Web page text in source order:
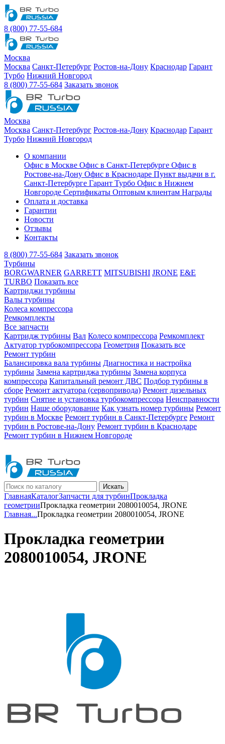
8 (800) 77-55-684
Москва
Москва Санкт-Петербург Ростов-на-Дону Краснодар Гарант
Турбо Нижний Новгород
8 (800) 77-55-684 Заказать звонок
Москва
Москва Санкт-Петербург Ростов-на-Дону Краснодар Гарант
Турбо Нижний Новгород
О компании
Офис в Москве Офис в Санкт-Петербурге Офис в
Ростове-на-Дону Офис в Краснодаре Пункт выдачи в г.
Санкт-Петербурге Гарант Турбо Офис в Нижнем
Новгороде Сертификаты Оптовым клиентам Награды
Оплата и доставка
Гарантии
Новости
Отзывы
Контакты
8 (800) 77-55-684 Заказать звонок
Турбины
BORGWARNER GARRETT MITSUBISHI JRONE E&E
TURBO Показать все
Картриджи турбины
Валы турбины
Колеса компрессора
Ремкомплекты
Все запчасти
Картридж турбины Вал Колесо компрессора Ремкомплект
Актуатор турбокомпрессора Геометрия Показать все
Ремонт турбин
Балансировка вала турбины Диагностика и настройка
турбины Замена картриджа турбины Замена корпуса
компрессора Капитальный ремонт ДВС Подбор турбины в
сборе Ремонт актуатора (сервопривода) Ремонт дизельных
турбин Снятие и установка турбокомпрессора Неисправности
турбин Наше оборудование Как узнать номер турбины Ремонт
турбин в Москве Ремонт турбин в Санкт-Петербурге Ремонт
турбин в Ростове-на-Дону Ремонт турбин в Краснодаре
Ремонт турбин в Нижнем Новгороде
Искать
ГлавнаяКаталогЗапчасти для турбинПрокладка
геометрииПрокладка геометрии 2080010054, JRONE
Главная...Прокладка геометрии 2080010054, JRONE
Прокладка геометрии
2080010054, JRONE